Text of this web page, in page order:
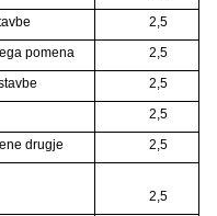
2,5
pomena
2,5
2,5
2,5
drugje
2,5
2,5